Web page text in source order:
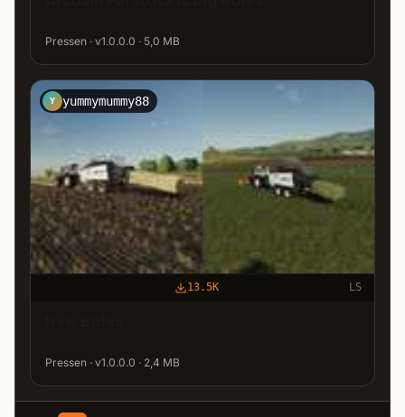
Pressen · v1.0.0.0 · 5,0 MB
Y yummymummy88
13.5K LS
Pressen · v1.0.0.0 · 2,4 MB